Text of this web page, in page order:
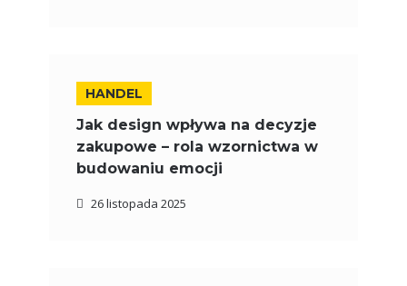
HANDEL
Jak design wpływa na decyzje
zakupowe – rola wzornictwa w
budowaniu emocji
26 listopada 2025